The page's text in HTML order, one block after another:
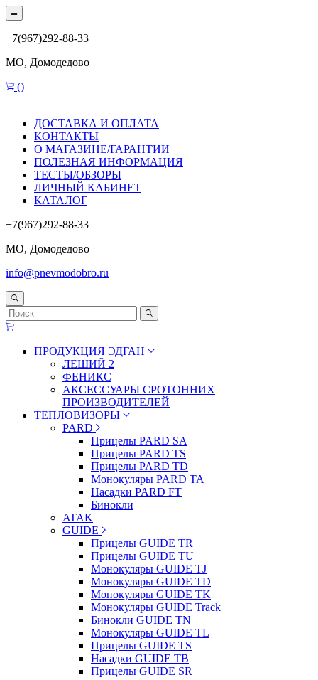
+7(967)292-88-33
МО, Домодедово
()
ДОСТАВКА И ОПЛАТА
КОНТАКТЫ
О МАГАЗИНЕ/ГАРАНТИИ
ПОЛЕЗНАЯ ИНФОРМАЦИЯ
ТЕСТЫ/ОБЗОРЫ
ЛИЧНЫЙ КАБИНЕТ
КАТАЛОГ
+7(967)292-88-33
МО, Домодедово
info@pnevmodobro.ru
ПРОДУКЦИЯ ЭДГАН
ЛЕШИЙ 2
ФЕНИКС
АКСЕССУАРЫ СРОТОННИХ
ПРОИЗВОДИТЕЛЕЙ
ТЕПЛОВИЗОРЫ
PARD
Прицелы PARD SA
Прицелы PARD TS
Прицелы PARD TD
Монокуляры PARD TA
Насадки PARD FT
Бинокли
ATAK
GUIDE
Прицелы GUIDE TR
Прицелы GUIDE TU
Монокуляры GUIDE TJ
Монокуляры GUIDE TD
Монокуляры GUIDE TK
Монокуляры GUIDE Track
Бинокли GUIDE TN
Монокуляры GUIDE TL
Прицелы GUIDE TS
Насадки GUIDE TB
Прицелы GUIDE SR